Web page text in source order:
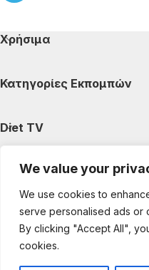
We value your
We use cookies to
serve personalised ads or
By clicking "Accept All",
cookies.
Χρήσιμα
Κατηγορίες Εκπομπών
Diet TV
Κατηγορίες Άρθρων
Ακολουθήστε μας
Copyright © 2025 DietTV.